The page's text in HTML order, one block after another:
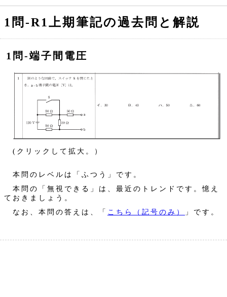
1問‐R1上期筆記の過去問と解説
1問‐端子間電圧
(クリックして拡大。）
本問のレベルは「ふつう」です。
本問の「無視できる」は、最近のトレンドです。憶え
ておきましょう。
なお、本問の答えは、「 こちら（記号のみ） 」です。